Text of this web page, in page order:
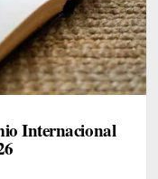
Internacional